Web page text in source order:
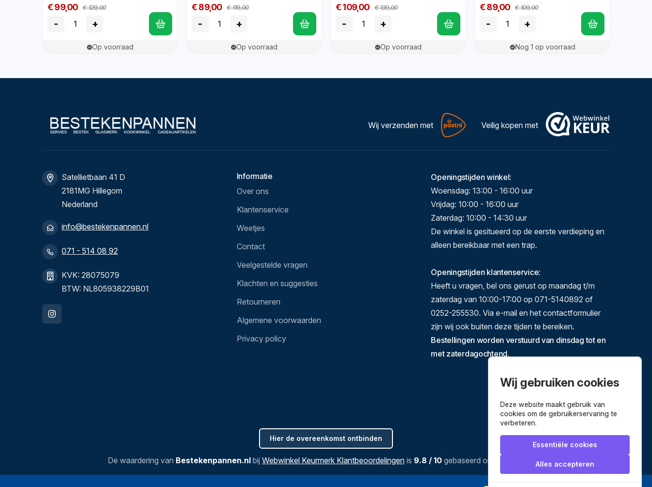
€ 99,00 € 129,00
- +
Op voorraad
€ 89,00 € 119,00
- +
Op voorraad
€ 109,00 € 139,00
- +
Op voorraad
€ 89,00 € 109,00
- +
Nog 1 op voorraad
Wij verzenden met Veilig kopen met
Satellietbaan 41 D
2181MG Hillegom
Nederland
info@bestekenpannen.nl
071 - 514 08 92
KVK: 28075079
BTW: NL805938229B01
Informatie
Over ons
Klantenservice
Weetjes
Contact
Veelgestelde vragen
Klachten en suggesties
Retourneren
Algemene voorwaarden
Privacy policy
Openingstijden winkel:
Woensdag: 13:00 - 16:00 uur
Vrijdag: 10:00 - 16:00 uur
Zaterdag: 10:00 - 14:30 uur
De winkel is gesitueerd op de eerste verdieping en
alleen bereikbaar met een trap.
Openingstijden klantenservice:
Heeft u vragen, bel ons gerust op maandag t/m
zaterdag van 10:00-17:00 op 071-5140892 of
0252-255530. Via e-mail en het contactformulier
zijn wij ook buiten deze tijden te bereiken.
Bestellingen worden verstuurd van dinsdag tot en
met zaterdagochtend.
Hier de overeenkomst ontbinden
De waardering van Bestekenpannen.nlbij Webwinkel Keurmerk Klantbeoordelingenis 9.8 / 10 gebaseerd op reviews.
Wij gebruiken cookies
Deze website maakt gebruik van
cookies om de gebruikerservaring te
verbeteren.
Essentiële cookies
Alles accepteren